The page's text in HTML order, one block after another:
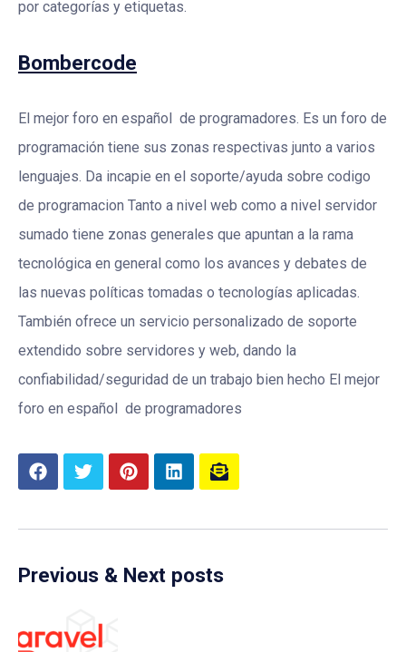
por categorías y etiquetas.
Bombercode
El mejor foro en español de programadores. Es un foro de
programación tiene sus zonas respectivas junto a varios
lenguajes. Da incapie en el soporte/ayuda sobre codigo
de programacion Tanto a nivel web como a nivel servidor
sumado tiene zonas generales que apuntan a la rama
tecnológica en general como los avances y debates de
las nuevas políticas tomadas o tecnologías aplicadas.
También ofrece un servicio personalizado de soporte
extendido sobre servidores y web, dando la
confiabilidad/seguridad de un trabajo bien hecho El mejor
foro en español de programadores
Previous & Next posts